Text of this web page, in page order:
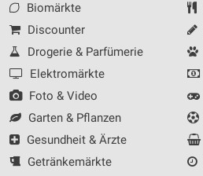
Biomärkte
Discounter
Drogerie & Parfümerie
Elektromärkte
Foto & Video
Garten & Pflanzen
Gesundheit & Ärzte
Getränkemärkte